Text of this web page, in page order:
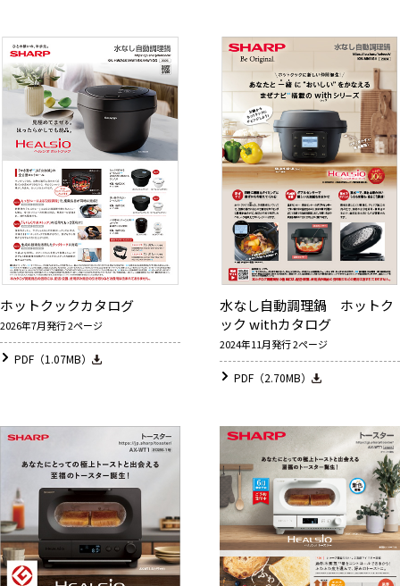
ホットクックカタログ
2026年7月発行 2ページ
PDF（1.07MB）
水なし自動調理鍋 ホットク
ック withカタログ
2024年11月発行 2ページ
PDF（2.70MB）